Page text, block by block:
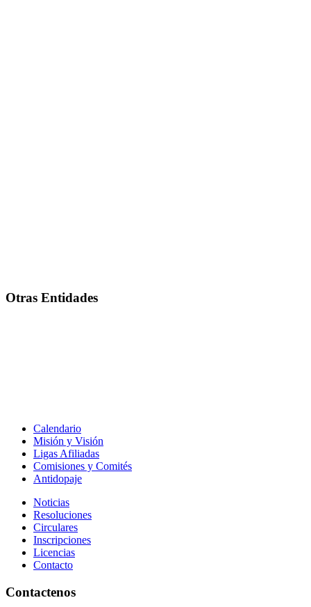
Otras Entidades
Calendario
Misión y Visión
Ligas Afiliadas
Comisiones y Comités
Antidopaje
Noticias
Resoluciones
Circulares
Inscripciones
Licencias
Contacto
Contactenos